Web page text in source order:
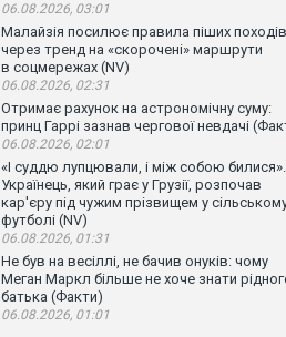
06.08.2026, 03:01
Малайзія посилює правила піших походів
через тренд на «скорочені» маршрути
в соцмережах (NV)
06.08.2026, 02:31
Отримає рахунок на астрономічну суму:
принц Гаррі зазнав чергової невдачі
06.08.2026, 02:01
«І суддю лупцювали, і між собою билися».
Українець, який грає у Грузії, розпочав
кар'єру під чужим прізвищем у
футболі (NV)
06.08.2026, 01:31
Не був на весіллі, не бачив онуків: чому
Меган Маркл більше не хоче знати
батька (Факти)
06.08.2026, 01:01